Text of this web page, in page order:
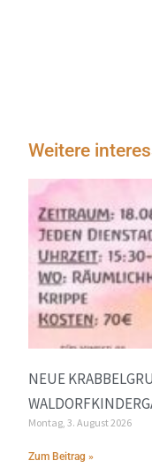
Weitere
NEUE
Montag, 3. August 2026
Zum Beitrag »